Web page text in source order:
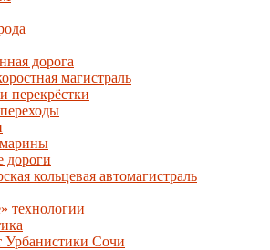
дорога
магистраль
перекрёстки
дороги
кольцевая автомагистраль
технологии
Урбанистики Сочи